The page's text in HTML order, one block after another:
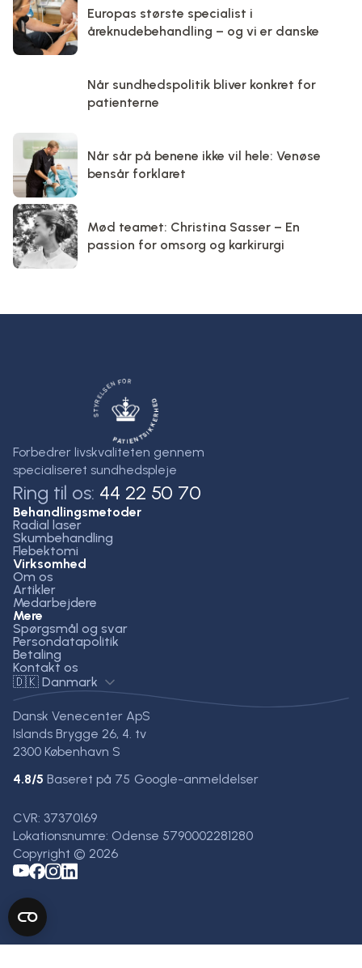
Europas største specialist i
åreknudebehandling – og vi er danske
Når sundhedspolitik bliver konkret for
patienterne
Når sår på benene ikke vil hele: Venøse
bensår forklaret
Mød teamet: Christina Sasser – En
passion for omsorg og karkirurgi
Forbedrer livskvaliteten gennem
specialiseret sundhedspleje
Ring til os: 44 22 50 70
Behandlingsmetoder
Radial laser
Skumbehandling
Flebektomi
Virksomhed
Om os
Artikler
Medarbejdere
Mere
Spørgsmål og svar
Persondatapolitik
Betaling
Kontakt os
🇩🇰 Danmark
Dansk Venecenter ApS
Islands Brygge 26, 4. tv
2300 København S
4.8/5 Baseret på 75 Google-anmeldelser
CVR: 37370169
Lokationsnumre: Odense 5790002281280
Copyright © 2026